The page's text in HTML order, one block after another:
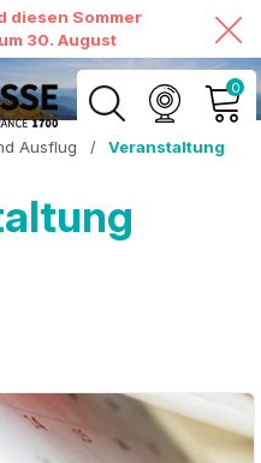
diesen Sommer
30. August
0
MEIN KONTO
MEINEN WARENKORB
ANSEHEN
Ausflug / Veranstaltung